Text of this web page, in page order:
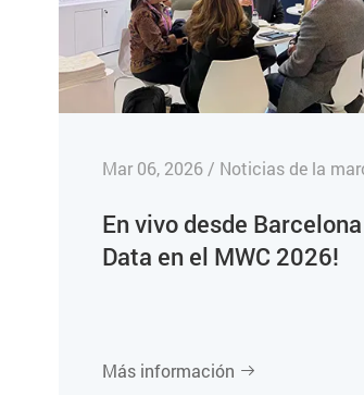
Mar 06, 2026 / Noticias de la
En vivo desde
Data en el MWC 2026!
Más información 